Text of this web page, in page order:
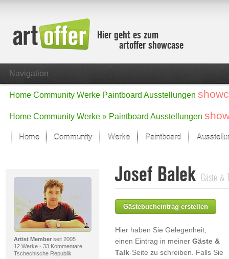
Hier geht es zum
artoffer showcase
Navigation
Home Community Werke Paintboard Ausstellungen
Home Community Werke » Paintboard Ausstellungen
Home Community Werke
Der letzte Monat im Fokus
Alle Fokus-Werke
Standard-Ansicht
Fokus-Werke
Alle neuen Werke
Paintboard
Artist Memberseit 2005
12 Werke · 33 Kommentare
Tschechische Republik
Josef Balek Gäste &
Gästebucheintrag erstellen
Hier haben Sie Gelegenheit,
einen Eintrag in meiner Gäste &
Talk-Seite zu schreiben. Falls Sie